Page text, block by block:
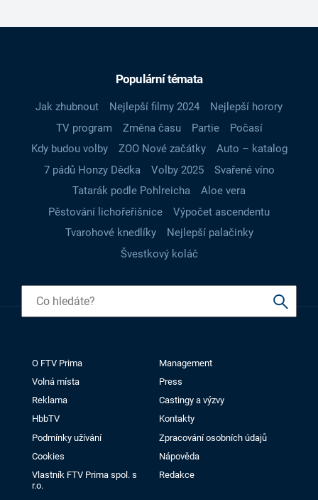
Populární témata
Jak zhubnout Nejlepší filmy 2024
Nejlepší horory
TV program
Změna času Partie
Počasí
Kdy budou volby
ZOO Nové začátky
Auto – katalog
7 pádů Honzy Dědka
Volby 2025
Svařené víno
Tatarák podle Pohlreicha
Aloe vera
Pěstování lichořeřišnice
Výpočet ascendentu
Tvarohové knedlíky
Nejlepší palačinky
Švestkový koláč
O FTV Prima
Management
Volná místa
Press
Reklama
Castingy a výzvy
HbbTV
Kontakty
Podmínky užívání
Zpracování osobních údajů
Cookies
Nápověda
Vlastník FTV Prima spol. s
r.o.
Redakce